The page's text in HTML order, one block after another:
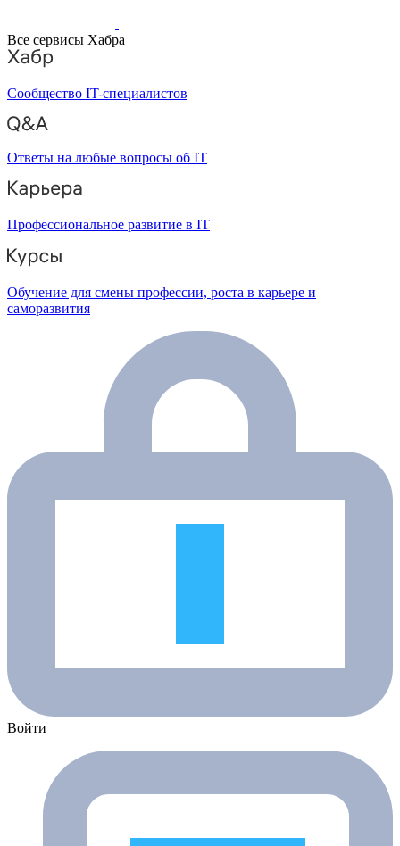
Все сервисы Хабра
Сообщество IT-специалистов
Ответы на любые вопросы об IT
Профессиональное развитие в IT
Обучение для смены профессии, роста в карьере и
саморазвития
Войти